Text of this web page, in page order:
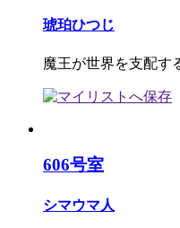
琥珀ひつじ
魔王が世界を支配す
606号室
シマウマ人